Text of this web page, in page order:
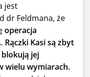
jest
dr Feldmana, że
operacja
. Rączki Kasi są zbyt
jej
wielu wymiarach.